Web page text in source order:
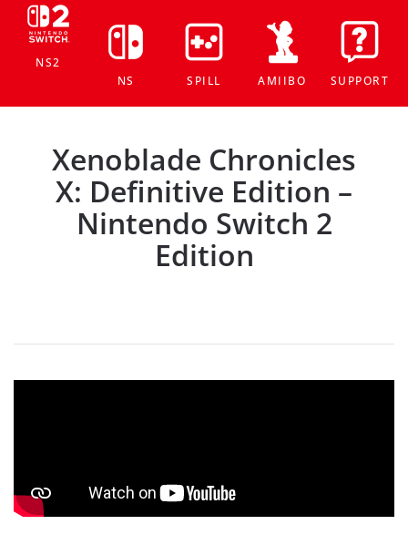
NS2
NS
SPILL AMIIBO SUPPORT
Xenoblade Chronicles
X: Definitive Edition –
Nintendo Switch 2
Edition